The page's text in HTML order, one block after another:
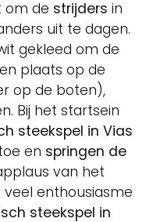
om de strijders in
uit te dagen.
gekleed om de
plaats op de
op de boten),
Bij het startsein
steekspel in Vias
en springen de
van het
enthousiasme
steekspel in